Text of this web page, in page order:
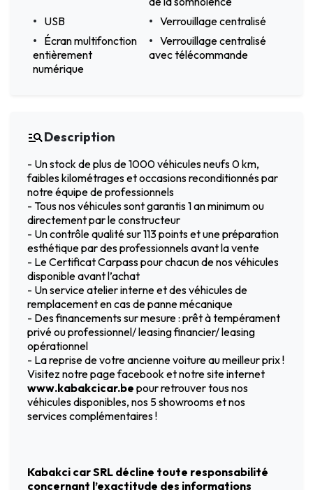
USB
Verrouillage centralisé
Écran multifonction
entièrement
numérique
Verrouillage centralisé
avec télécommande
Description
- Un stock de plus de 1000 véhicules neufs 0 km,
faibles kilométrages et occasions reconditionnés par
notre équipe de professionnels
- Tous nos véhicules sont garantis 1 an minimum ou
directement par le constructeur
- Un contrôle qualité sur 113 points et une préparation
esthétique par des professionnels avant la vente
- Le Certificat Carpass pour chacun de nos véhicules
disponible avant l’achat
- Un service atelier interne et des véhicules de
remplacement en cas de panne mécanique
- Des financements sur mesure : prêt à tempérament
privé ou professionnel/ leasing financier/ leasing
opérationnel
- La reprise de votre ancienne voiture au meilleur prix !
Visitez notre page facebook et notre site internet
www.kabakcicar.be pour retrouver tous nos
véhicules disponibles, nos 5 showrooms et nos
services complémentaires !
Kabakci car SRL décline toute responsabilité
concernant l’exactitude des informations